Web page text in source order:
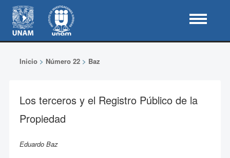
Inicio> Número 22> Baz
Los terceros y el Registro Público de la
Propiedad
Eduardo Baz